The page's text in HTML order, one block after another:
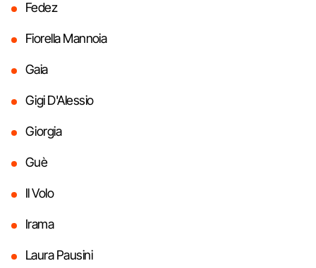
Fedez
Fiorella Mannoia
Gaia
Gigi D'Alessio
Giorgia
Guè
Il Volo
Irama
Laura Pausini